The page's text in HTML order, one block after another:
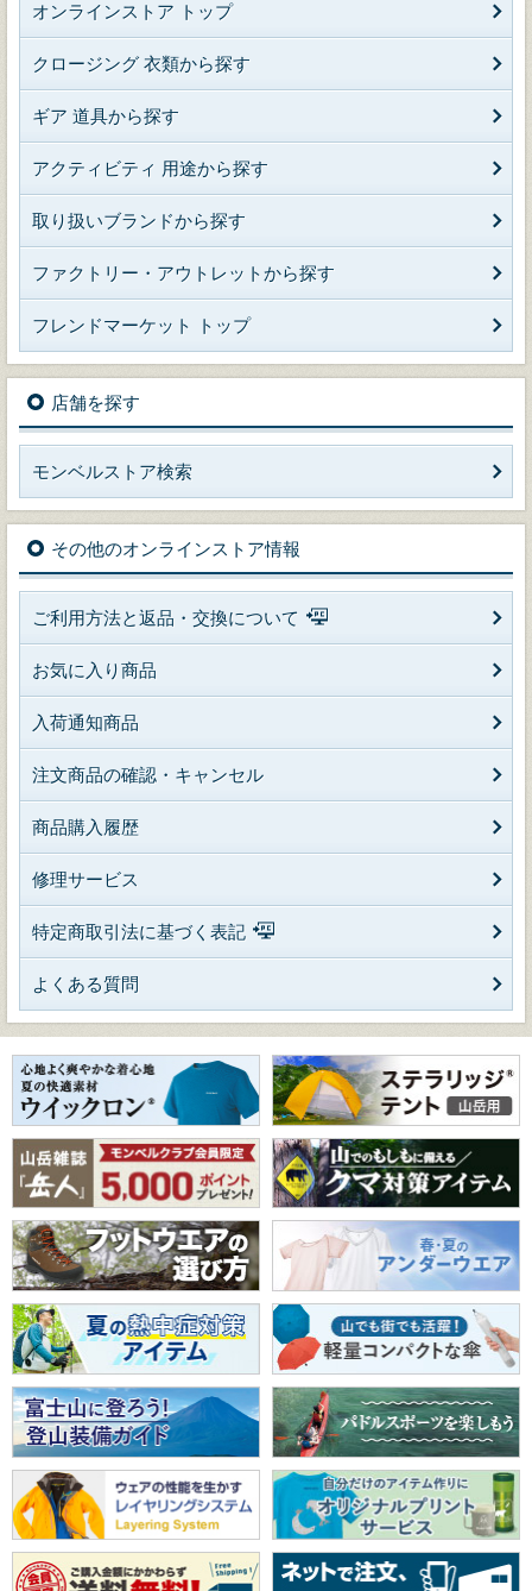
オンラインストア トップ
クロージング 衣類から探す
ギア 道具から探す
アクティビティ 用途から探す
取り扱いブランドから探す
ファクトリー・アウトレットから探す
フレンドマーケット トップ
店舗を探す
モンベルストア検索
その他のオンラインストア情報
ご利用方法と返品・交換について
お気に入り商品
入荷通知商品
注文商品の確認・キャンセル
商品購入履歴
修理サービス
特定商取引法に基づく表記
よくある質問